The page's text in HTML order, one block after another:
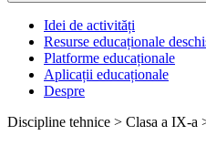
Idei de activități
Resurse educaționale
Platforme educaționale
Aplicații educaționale
Despre
Discipline tehnice > Clasa a IX-a